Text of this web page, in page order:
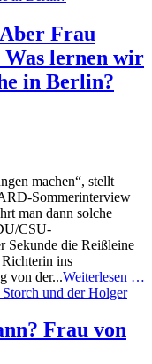
Frau
lernen wir
in Berlin?
machen“, stellt
Sommerinterview
man dann solche
CSU-
Sekunde die Reißleine
ins
von der...Weiterlesen …
Frau von